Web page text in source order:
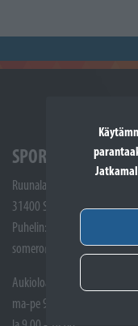
SPORTTIKONE
Ruunalantie 5
31400 Somero
Puhelin: (02) 748 9300
somero@sporttikone.fi
Aukioloajat
ma-pe 9.00 - 17.00